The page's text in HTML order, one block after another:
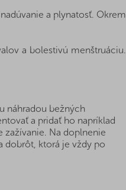
a plynatosť. Okrem
a bolestivú menštruáciu.
náhradou bežných
a pridať ho napríklad
Na doplnenie
dobrôt, ktorá je vždy po